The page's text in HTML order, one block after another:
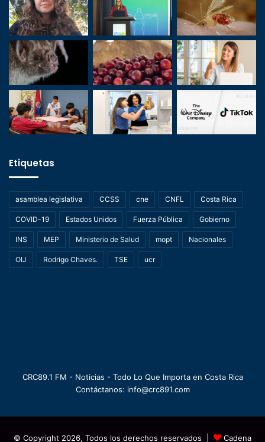
Etiquetas
asamblea legislativa CCSS cne CNFL Costa Rica
COVID-19 Estados Unidos Fuerza Pública Gobierno
INS MEP Ministerio de Salud mopt Nacionales
OIJ Rodrigo Chaves. TSE ucr
CRC89.1 FM - Noticias - Todo Lo Que Importa en Costa Rica
Contáctanos: info@crc891.com
© Copyright 2026, Todos los derechos reservados | Cadena